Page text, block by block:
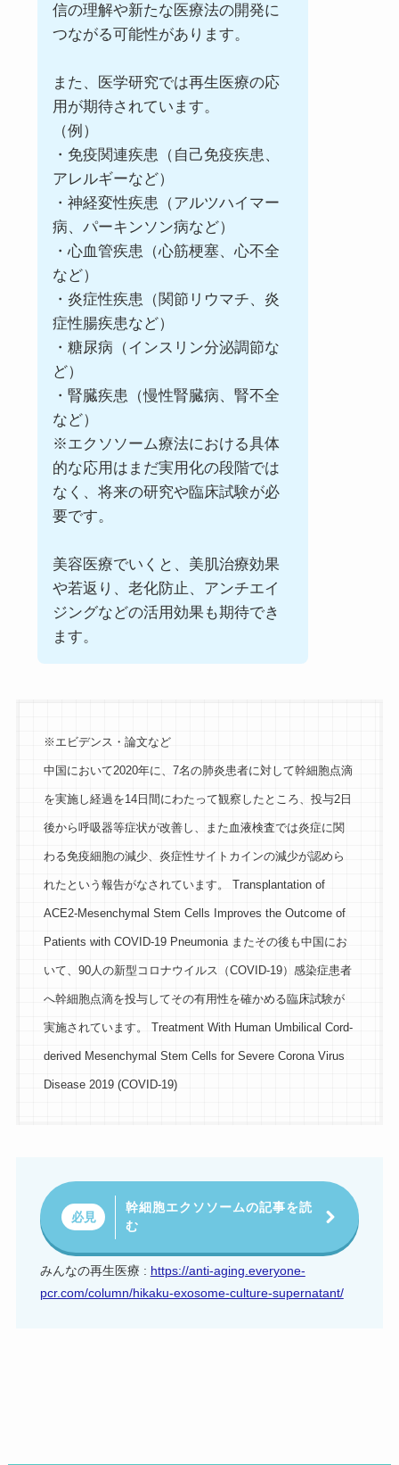
信の理解や新たな医療法の開発に
つながる可能性があります。
また、医学研究では再生医療の応
用が期待されています。
（例）
・免疫関連疾患（自己免疫疾患、
アレルギーなど）
・神経変性疾患（アルツハイマー
病、パーキンソン病など）
・心血管疾患（心筋梗塞、心不全
など）
・炎症性疾患（関節リウマチ、炎
症性腸疾患など）
・糖尿病（インスリン分泌調節な
ど）
・腎臓疾患（慢性腎臓病、腎不全
など）
※エクソソーム療法における具体
的な応用はまだ実用化の段階では
なく、将来の研究や臨床試験が必
要です。
美容医療でいくと、美肌治療効果
や若返り、老化防止、アンチエイ
ジングなどの活用効果も期待でき
ます。
※エビデンス・論文など
中国において2020年に、7名の肺炎患者に対して幹細胞点滴
を実施し経過を14日間にわたって観察したところ、投与2日
後から呼吸器等症状が改善し、また血液検査では炎症に関
わる免疫細胞の減少、炎症性サイトカインの減少が認めら
れたという報告がなされています。 Transplantation of
ACE2-Mesenchymal Stem Cells Improves the Outcome of
Patients with COVID-19 Pneumonia またその後も中国にお
いて、90人の新型コロナウイルス（COVID-19）感染症患者
へ幹細胞点滴を投与してその有用性を確かめる臨床試験が
実施されています。 Treatment With Human Umbilical Cord-
derived Mesenchymal Stem Cells for Severe Corona Virus
Disease 2019 (COVID-19)
必見
幹細胞エクソソームの記事を読
む
みんなの再生医療 : https://anti-aging.everyone-
pcr.com/column/hikaku-exosome-culture-supernatant/